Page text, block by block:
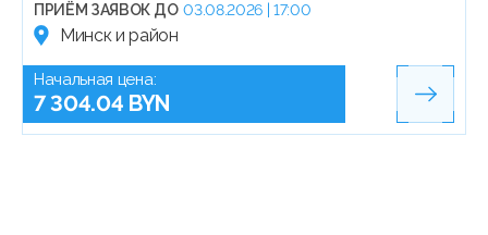
ПРИЁМ ЗАЯВОК ДО 03.08.2026 | 17:00
Минск и район
Начальная цена:
7 304.04 BYN